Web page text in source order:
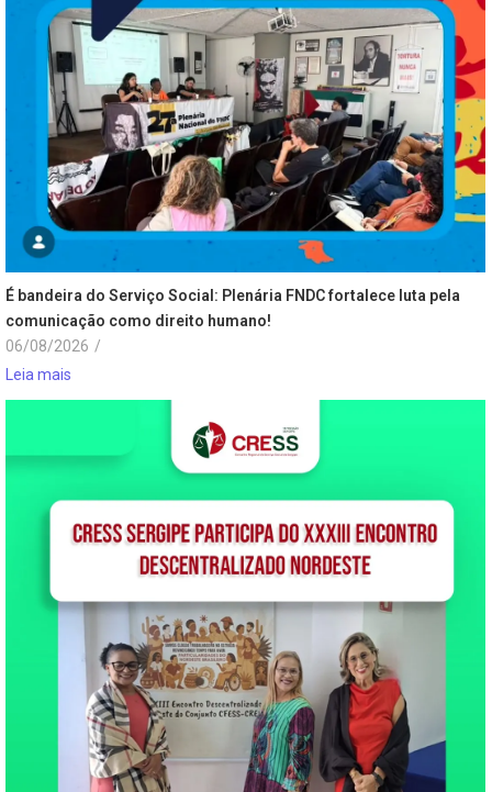
É bandeira do Serviço Social: Plenária FNDC fortalece luta pela
comunicação como direito humano!
06/08/2026 /
Leia mais